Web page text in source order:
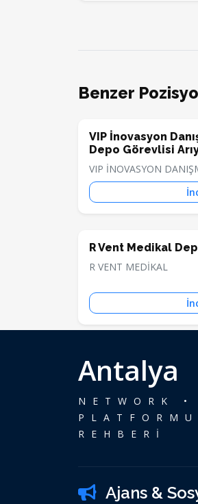
Benzer
VIP İnovasyon
Depo Görevlisi
VIP İNOVASYON
R Vent Medikal
R VENT MEDİKAL
Antalya
NETWORK •
REHBERİ
Ajans &